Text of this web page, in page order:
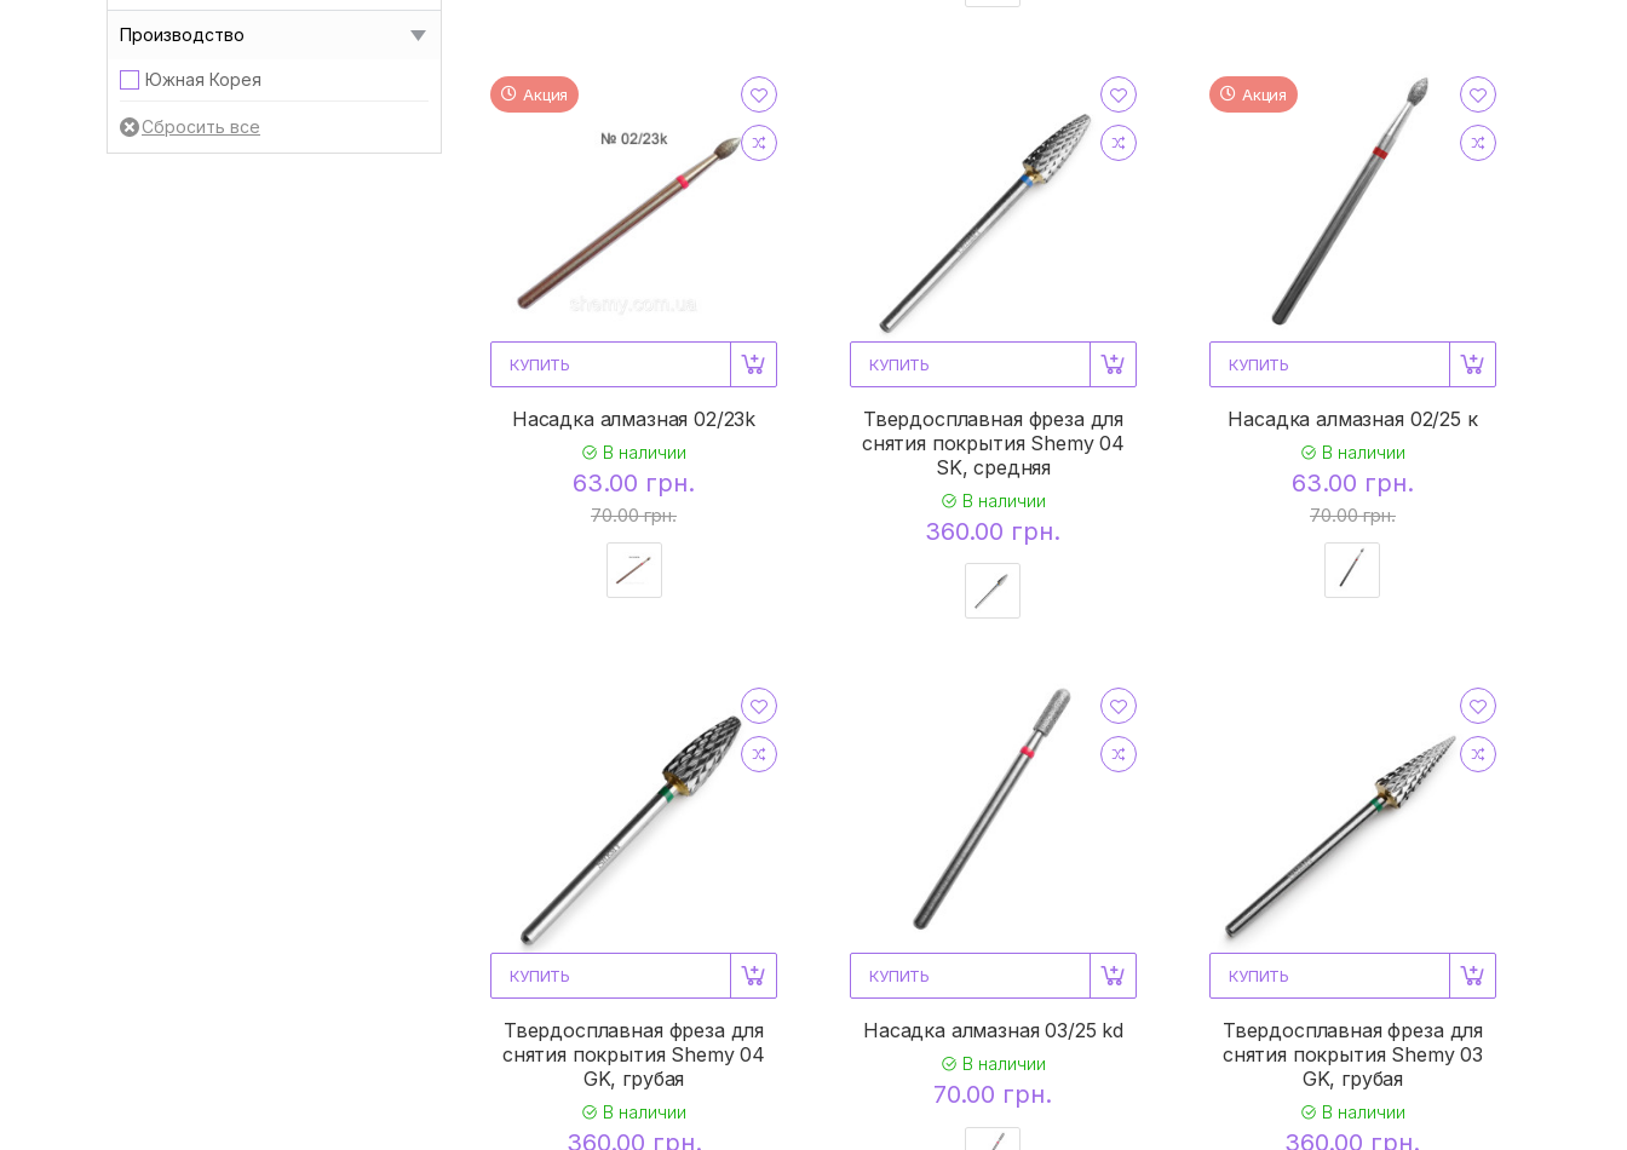
Производство
Южная Корея
Акция
КУПИТЬ
Насадка алмазная 02/23k
В наличии
63.00 грн.
70.00 грн.
КУПИТЬ
Твердосплавная фреза для
снятия покрытия Shemy 04
SK, средняя
В наличии
360.00 грн.
Акция
КУПИТЬ
Насадка алмазная 02/25 к
В наличии
63.00 грн.
70.00 грн.
КУПИТЬ
Твердосплавная фреза для
снятия покрытия Shemy 04
GK, грубая
В наличии
360.00 грн.
КУПИТЬ
Насадка алмазная 03/25 kd
В наличии
70.00 грн.
КУПИТЬ
Твердосплавная фреза для
снятия покрытия Shemy 03
GK, грубая
В наличии
360.00 грн.